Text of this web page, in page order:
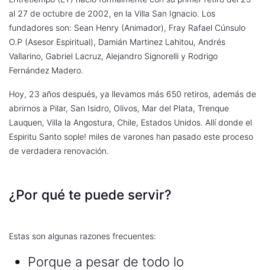
al 27 de octubre de 2002, en la Villa San Ignacio. Los
fundadores son: Sean Henry (Animador), Fray Rafael Cúnsulo
O.P (Asesor Espiritual), Damián Martinez Lahitou, Andrés
Vallarino, Gabriel Lacruz, Alejandro Signorelli y Rodrigo
Fernández Madero.
Hoy, 23 años después, ya llevamos más 650 retiros, además de
abrirnos a Pilar, San Isidro, Olivos, Mar del Plata, Trenque
Lauquen, Villa la Angostura, Chile, Estados Unidos. Allí donde el
Espiritu Santo sople! miles de varones han pasado este proceso
de verdadera renovación.
¿Por qué te puede servir?
Estas son algunas razones frecuentes:
Porque a pesar de todo lo